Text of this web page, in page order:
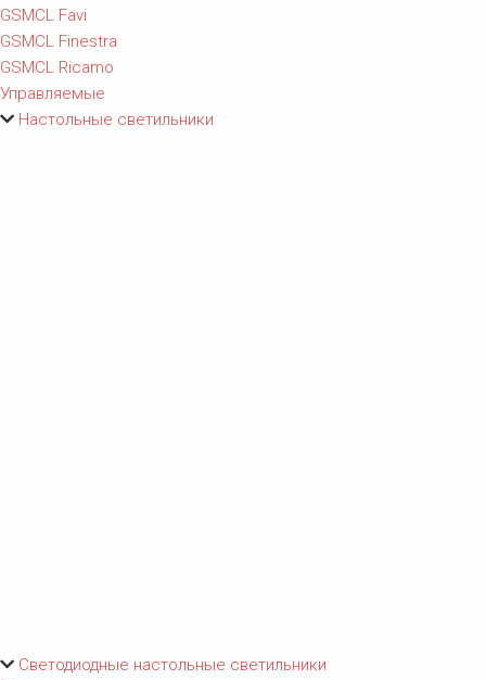
GSMCL Favi
GSMCL Finestra
GSMCL Ricamo
Управляемые
Настольные светильники
Светодиодные настольные светильники